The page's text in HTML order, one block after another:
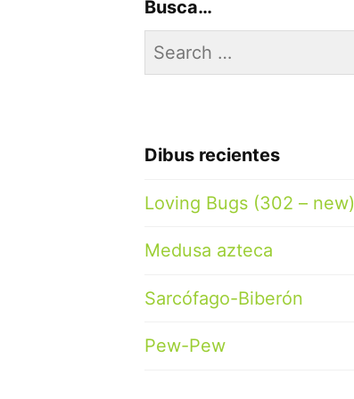
Busca…
Search
for:
Dibus recientes
Loving Bugs (302 – new)
Medusa azteca
Sarcófago-Biberón
Pew-Pew